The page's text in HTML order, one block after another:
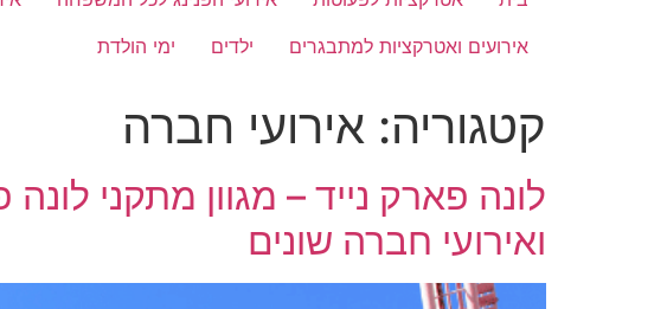
אירועים ואטרקציות למתבגרים
ילדים ימי הולדת
קטגוריה: אירועי חברה
לונה פארק נייד – מגוון מתקני
ואירועי חברה שונים